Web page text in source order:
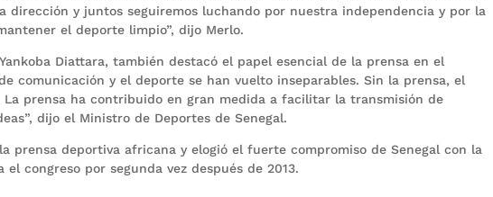
dirección y juntos seguiremos luchando por nuestra independencia y por la
el deporte limpio”, dijo Merlo.
Diattara, también destacó el papel esencial de la prensa en el
comunicación y el deporte se han vuelto inseparables. Sin la prensa, el
La prensa ha contribuido en gran medida a facilitar la transmisión de
dijo el Ministro de Deportes de Senegal.
prensa deportiva africana y elogió el fuerte compromiso de Senegal con la
congreso por segunda vez después de 2013.